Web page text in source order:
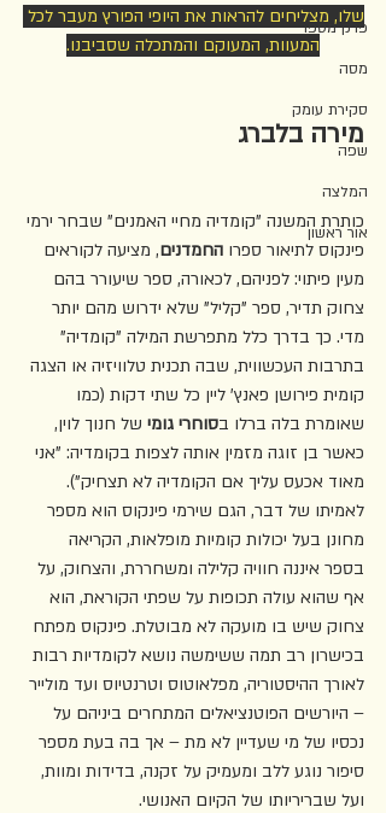
פרק מספר
מסה
סקירת עומק
שפה
המלצה
אור ראשון
שלו, מצליחים להראות את היופי הפורץ מעבר לכל
המעוות, המעוקם והמתכלה שסביבנו.
מירה בלברג
כותרת המשנה "קומדיה מחיי האמנים" שבחר ירמי
פינקוס לתיאור ספרו החמדנים, מציעה לקוראים
מעין פיתוי: לפניהם, לכאורה, ספר שיעורר בהם
צחוק תדיר, ספר "קליל" שלא ידרוש מהם יותר
מדי. כך בדרך כלל מתפרשת המילה "קומדיה"
בתרבות העכשווית, שבה תכנית טלוויזיה או הצגה
קומית פירושן פאנץ' ליין כל שתי דקות (כמו
שאומרת בלה ברלו בסוחרי גומי של חנוך לוין,
כאשר בן זוגה מזמין אותה לצפות בקומדיה: "אני
מאוד אכעס עליך אם הקומדיה לא תצחיק").
לאמיתו של דבר, הגם שירמי פינקוס הוא מספר
מחונן בעל יכולות קומיות מופלאות, הקריאה
בספר איננה חוויה קלילה ומשחררת, והצחוק, על
אף שהוא עולה תכופות על שפתי הקוראת, הוא
צחוק שיש בו מועקה לא מבוטלת. פינקוס מפתח
בכישרון רב תמה ששימשה נושא לקומדיות רבות
לאורך ההיסטוריה, מפלאוטוס וטרנטיוס ועד מולייר
– היורשים הפוטנציאלים המתחרים ביניהם על
נכסיו של מי שעדיין לא מת – אך בה בעת מספר
סיפור נוגע ללב ומעמיק על זקנה, בדידות ומוות,
ועל שבריריותו של הקיום האנושי.